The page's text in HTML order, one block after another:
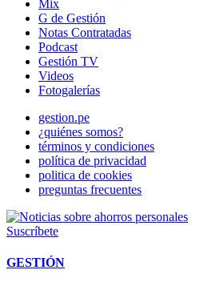
Mix
G de Gestión
Notas Contratadas
Podcast
Gestión TV
Videos
Fotogalerías
gestion.pe
¿quiénes somos?
términos y condiciones
política de privacidad
politica de cookies
preguntas frecuentes
Suscríbete
GESTIÓN